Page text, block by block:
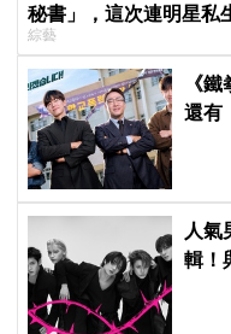
秘書」，這次連明星私
綜藝
《
還有
人氣
輯！